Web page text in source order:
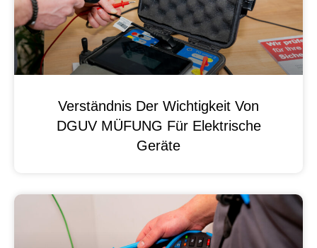
Verständnis Der Wichtigkeit Von
DGUV MÜFUNG Für Elektrische
Geräte